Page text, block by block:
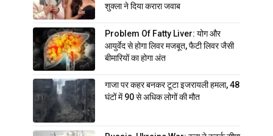
शुक्ला ने दिया करारा जवाब
Problem Of Fatty Liver: योग और
आयुर्वेद से होगा लिवर मजबूत, फैटी लिवर जैसी
बीमारियों का होगा अंत
गाजा पर कहर बनकर टूटा इजरायली हमला, 48
घंटों में 90 से अधिक लोगों की मौत